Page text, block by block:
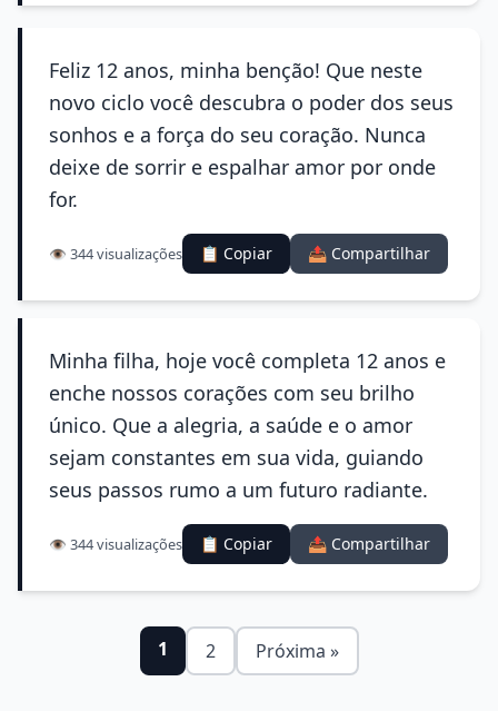
Feliz 12 anos, minha benção! Que neste
novo ciclo você descubra o poder dos seus
sonhos e a força do seu coração. Nunca
deixe de sorrir e espalhar amor por onde
for.
👁️ 344 visualizações 📋 Copiar 📤 Compartilhar
Minha filha, hoje você completa 12 anos e
enche nossos corações com seu brilho
único. Que a alegria, a saúde e o amor
sejam constantes em sua vida, guiando
seus passos rumo a um futuro radiante.
👁️ 344 visualizações 📋 Copiar 📤 Compartilhar
1 2 Próxima »